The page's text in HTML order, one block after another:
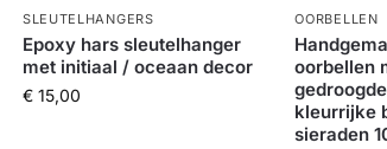
SLEUTELHANGERS
Epoxy hars sleutelhanger
met initiaal / oceaan decor
€15,00
OORBELLEN
oorbellen
kleurrijke
sieraden